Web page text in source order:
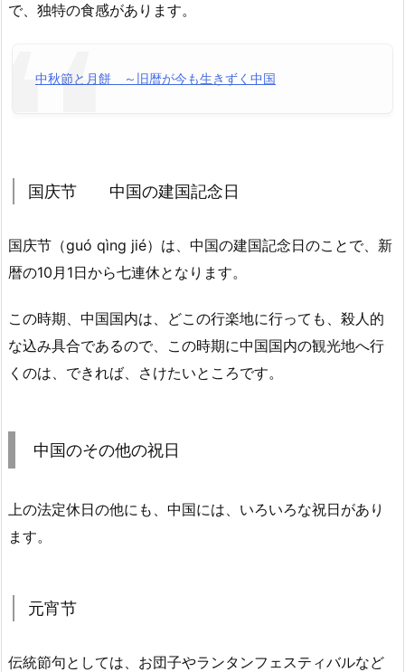
で、独特の食感があります。
中秋節と月餅 ～旧暦が今も生きずく中国
国庆节 中国の建国記念日
国庆节（ɡuó qìnɡ jié）は、中国の建国記念日のことで、新
暦の10月1日から七連休となります。
この時期、中国国内は、どこの行楽地に行っても、殺人的
な込み具合であるので、この時期に中国国内の観光地へ行
くのは、できれば、さけたいところです。
中国のその他の祝日
上の法定休日の他にも、中国には、いろいろな祝日があり
ます。
元宵节
伝統節句としては、お団子やランタンフェスティバルなど